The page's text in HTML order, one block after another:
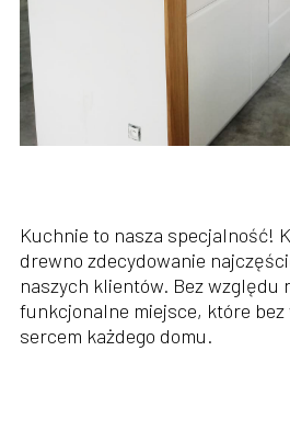
Kuchnie to nasza specjalność!
drewno zdecydowanie
naszych klientów. Bez względu
funkcjonalne miejsce, które
sercem każdego domu.